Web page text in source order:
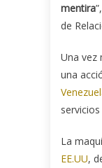
mentira
de
Una vez
una
La
EE.UU,